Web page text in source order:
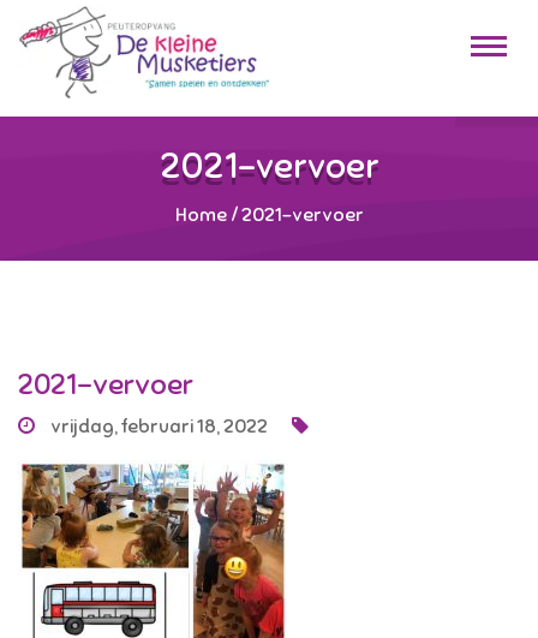
2021-vervoer
Home /2021-vervoer
2021-vervoer
vrijdag, februari 18, 2022